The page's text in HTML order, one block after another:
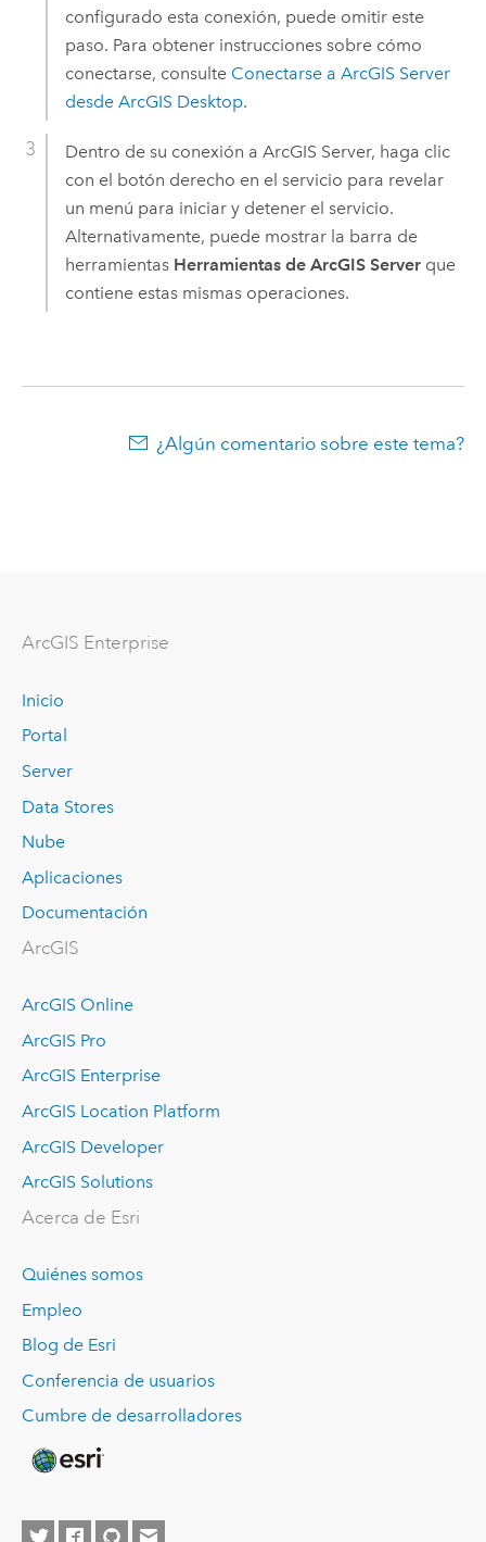
configurado esta conexión, puede omitir este
paso. Para obtener instrucciones sobre cómo
conectarse, consulte Conectarse a ArcGIS Server
desde ArcGIS Desktop.
Dentro de su conexión a ArcGIS Server, haga clic
con el botón derecho en el servicio para revelar
un menú para iniciar y detener el servicio.
Alternativamente, puede mostrar la barra de
herramientas Herramientas de ArcGIS Serverque
contiene estas mismas operaciones.
¿Algún comentario sobre este tema?
ArcGIS Enterprise
Inicio
Portal
Server
Data Stores
Nube
Aplicaciones
Documentación
ArcGIS
ArcGIS Online
ArcGIS Pro
ArcGIS Enterprise
ArcGIS Location Platform
ArcGIS Developer
ArcGIS Solutions
Acerca de Esri
Quiénes somos
Empleo
Blog de Esri
Conferencia de usuarios
Cumbre de desarrolladores